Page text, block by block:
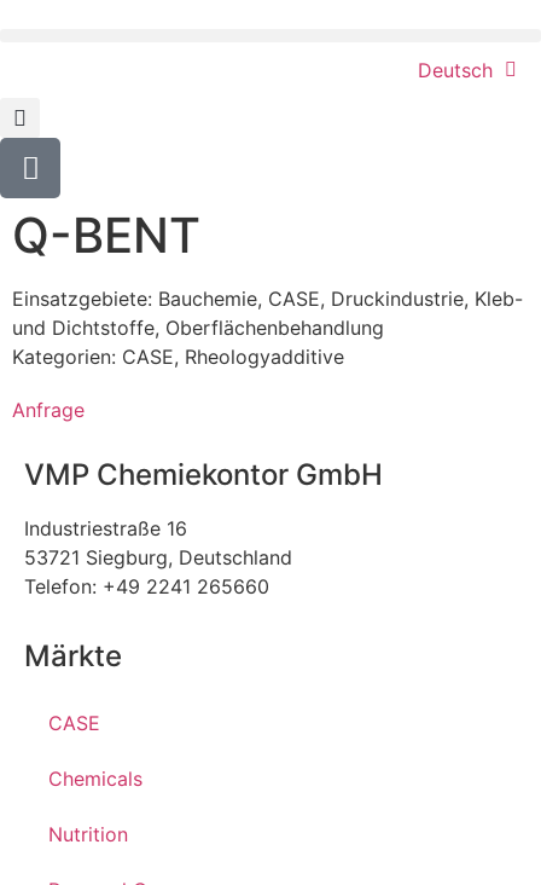
Deutsch
Q-BENT
Einsatzgebiete: Bauchemie, CASE, Druckindustrie, Kleb-
und Dichtstoffe, Oberflächenbehandlung
Kategorien: CASE, Rheologyadditive
Anfrage
VMP Chemiekontor GmbH
Industriestraße 16
53721 Siegburg, Deutschland
Telefon: +49 2241 265660
Märkte
CASE
Chemicals
Nutrition